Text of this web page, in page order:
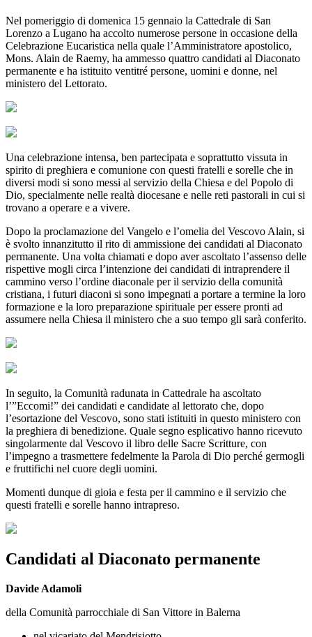
Nel pomeriggio di domenica 15 gennaio la Cattedrale di San
Lorenzo a Lugano ha accolto numerose persone in occasione della
Celebrazione Eucaristica nella quale l’Amministratore apostolico,
Mons. Alain de Raemy, ha ammesso quattro candidati al Diaconato
permanente e ha istituito ventitré persone, uomini e donne, nel
ministero del Lettorato.
Una celebrazione intensa, ben partecipata e soprattutto vissuta in
spirito di preghiera e comunione con questi fratelli e sorelle che in
diversi modi si sono messi al servizio della Chiesa e del Popolo di
Dio, specialmente nelle realtà diocesane e nelle reti pastorali in cui si
trovano a operare e a vivere.
Dopo la proclamazione del Vangelo e l’omelia del Vescovo Alain, si
è svolto innanzitutto il rito di ammissione dei candidati al Diaconato
permanente. Una volta chiamati e dopo aver ascoltato l’assenso delle
rispettive mogli circa l’intenzione dei candidati di intraprendere il
cammino verso l’ordine diaconale per il servizio della comunità
cristiana, i futuri diaconi si sono impegnati a portare a termine la loro
formazione e la loro preparazione spirituale per essere pronti ad
assumere nella Chiesa il ministero che a suo tempo gli sarà conferito.
In seguito, la Comunità radunata in Cattedrale ha ascoltato
l’”Eccomi!” dei candidati e candidate al lettorato che, dopo
l’esortazione del Vescovo, sono stati istituiti in questo ministero con
la preghiera di benedizione. Quale segno esplicativo hanno ricevuto
singolarmente dal Vescovo il libro delle Sacre Scritture, con
l’impegno a trasmettere fedelmente la Parola di Dio perché germogli
e fruttifichi nel cuore degli uomini.
Momenti dunque di gioia e festa per il cammino e il servizio che
questi fratelli e sorelle hanno intrapreso.
Candidati al Diaconato permanente
Davide Adamoli
della Comunità parrocchiale di San Vittore in Balerna